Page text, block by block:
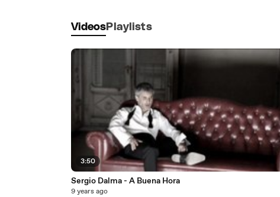
Videos Playlists
3:50
Sergio Dalma - A Buena Hora
9 years ago